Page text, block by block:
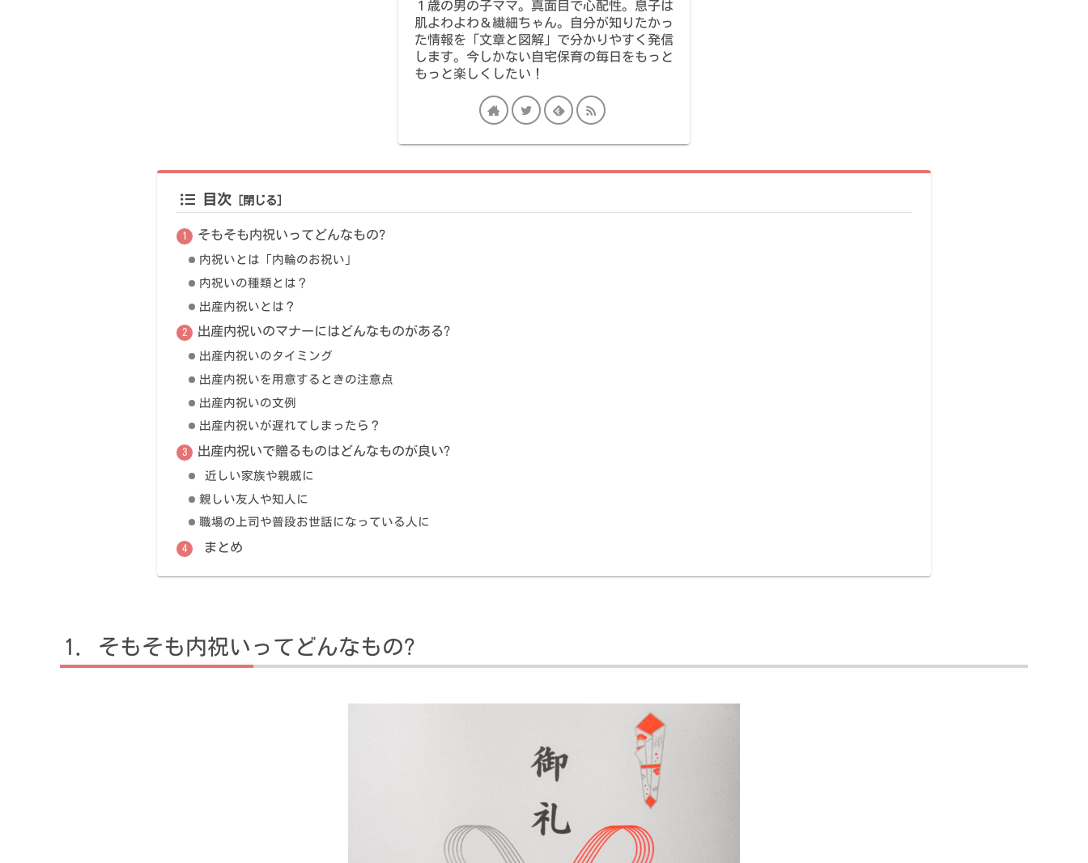
１歳の男の子ママ。真面目で心配性。息子は
肌よわよわ＆繊細ちゃん。自分が知りたかっ
た情報を「文章と図解」で分かりやすく発信
します。今しかない自宅保育の毎日をもっと
もっと楽しくしたい！
目次
そもそも内祝いってどんなもの?
内祝いとは「内輪のお祝い」
内祝いの種類とは？
出産内祝いとは？
出産内祝いのマナーにはどんなものがある?
出産内祝いのタイミング
出産内祝いを用意するときの注意点
出産内祝いの文例
出産内祝いが遅れてしまったら？
出産内祝いで贈るものはどんなものが良い?
近しい家族や親戚に
親しい友人や知人に
職場の上司や普段お世話になっている人に
まとめ
そもそも内祝いってどんなもの?